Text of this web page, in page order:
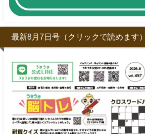
最新8月7日号（クリックで読めます）